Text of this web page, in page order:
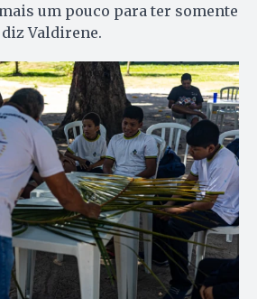
um pouco para ter somente
diz Valdirene.